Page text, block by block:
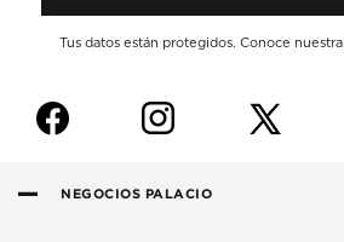
Tus datos están protegidos. Conoce nuestra
f i
NEGOCIOS PALACIO